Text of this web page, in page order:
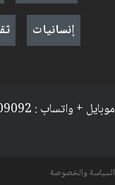
إنسانيات
موبايل + واتساب : 009647902409092
السياسة والخصوصة